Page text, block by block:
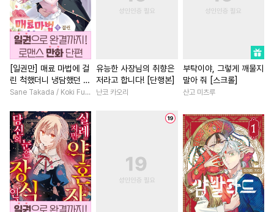
#적극수 #
능욕수
#섹스파트너 # 냉혈공
#배틀연애 #짝사랑
#달달물 #개아가공
#동정수 #사제관계
#부부 #역사/시대물
#쓰레기공 #동물
#트라우마 #재벌공
변태
#유혹수 #초능력
떡대수
#미인수 #재회물
#
직진남
연애/결혼
#
죽음/살인 #친구>연인
#
섹스파트너 #첫경험
회귀물 #원나잇
학원/캠퍼스
연상연하
짝사랑 #절륜 #개그/
로맨스 #친구 #성장물
[일권만] 매료 마법에 걸
린 척했더니 냉담했던 약
혼자가 맹목적인 사랑꾼Sane Takada / Koki Fuyutsuki
유능한 사장님의 취향은
저라고 합니다! [단행본]
난코 카오리
부탁이야, 그렇게 깨물지
말아 줘 [스크롤]
산고 미츠루